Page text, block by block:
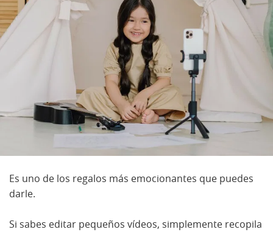
Es uno de los regalos más emocionantes que puedes
darle.
Si sabes editar pequeños vídeos, simplemente recopila